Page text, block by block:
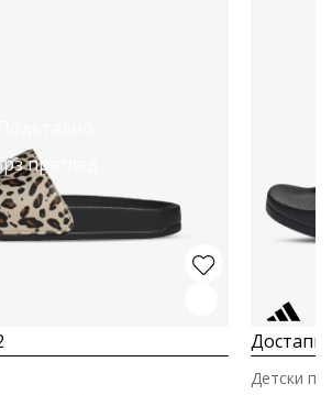
преглед
Детски